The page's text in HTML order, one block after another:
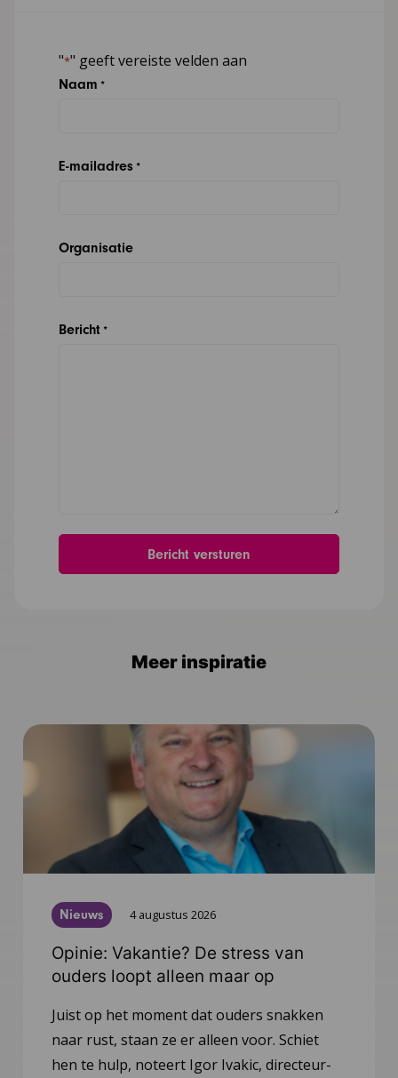
"*" geeft vereiste velden aan
Naam *
E-mailadres *
Organisatie
Bericht *
Meer inspiratie
Nieuws 4 augustus 2026
Opinie: Vakantie? De stress van
ouders loopt alleen maar op
Juist op het moment dat ouders snakken
naar rust, staan ze er alleen voor. Schiet
hen te hulp, noteert Igor Ivakic, directeur-